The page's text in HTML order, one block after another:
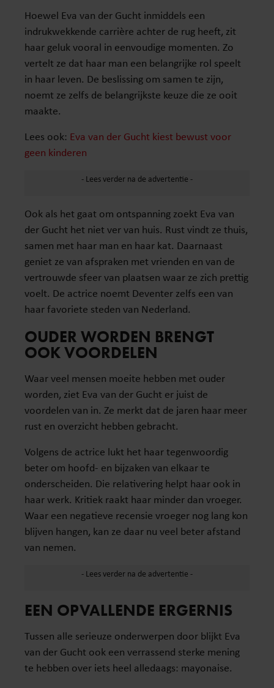
Hoewel Eva van der Gucht inmiddels een
indrukwekkende carrière achter de rug heeft, zit
haar geluk vooral in eenvoudige momenten. Zo
vertelt ze dat haar man een belangrijke rol speelt
in haar leven. De beslissing om samen te zijn,
noemt ze zelfs de belangrijkste keuze die ze ooit
maakte.
Lees ook: Eva van der Gucht kiest bewust voor
geen kinderen
Ook als het gaat om ontspanning zoekt Eva van
der Gucht het niet ver van huis. Rust vindt ze thuis,
samen met haar man en haar kat. Daarnaast
geniet ze van afspraken met vrienden en van de
vertrouwde sfeer van plaatsen waar ze zich prettig
voelt. De actrice noemt Deventer zelfs een van
haar favoriete steden van Nederland.
OUDER WORDEN BRENGT
OOK VOORDELEN
Waar veel mensen moeite hebben met ouder
worden, ziet Eva van der Gucht er juist de
voordelen van in. Ze merkt dat de jaren haar meer
rust en overzicht hebben gebracht.
Volgens de actrice lukt het haar tegenwoordig
beter om hoofd- en bijzaken van elkaar te
onderscheiden. Die relativering helpt haar ook in
haar werk. Kritiek raakt haar minder dan vroeger.
Waar een negatieve recensie vroeger nog lang kon
blijven hangen, kan ze daar nu veel beter afstand
van nemen.
EEN OPVALLENDE ERGERNIS
Tussen alle serieuze onderwerpen door blijkt Eva
van der Gucht ook een verrassend sterke mening
te hebben over iets heel alledaags: mayonaise.